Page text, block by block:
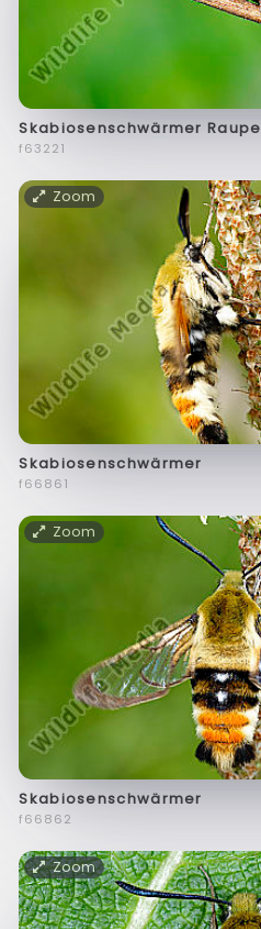
Skabiosenschwärmer Raupe
f63221
Zoom
Skabiosenschwärmer
f66861
Zoom
Skabiosenschwärmer
f66862
Zoom